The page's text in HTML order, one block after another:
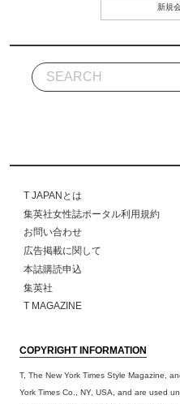
新規
T JAPANとは
集英社女性誌ポータル利用規約
お問い合わせ
広告掲載に関して
本誌購読申込
集英社
T MAGAZINE
COPYRIGHT INFORMATION
T, The New York Times Style Magazine,
York Times Co., NY, USA, and are used